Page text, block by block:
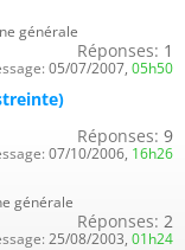
générale
Réponses: 1
05/07/2007, 05h50
Réponses: 9
07/10/2006, 16h26
générale
Réponses: 2
25/08/2003, 01h24